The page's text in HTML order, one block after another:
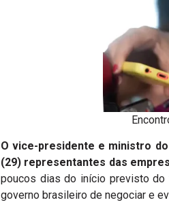
O vice-presidente e ministro
(29) representantes das
poucos dias do início previsto do
governo brasileiro de negociar e